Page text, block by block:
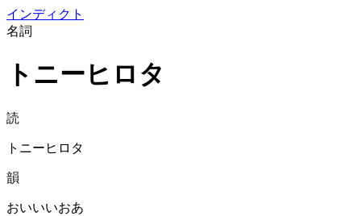
インディクト
名詞
トニーヒロタ
読
トニーヒロタ
韻
おいいいおあ